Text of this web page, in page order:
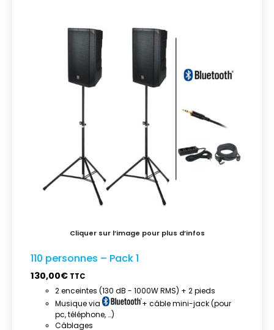
110 personnes – Pack 1
130,00€ TTC
2 enceintes (130 dB - 1000W RMS) + 2 pieds
Musique via
+ câble mini-jack (pour
pc, téléphone, …)
Câblages